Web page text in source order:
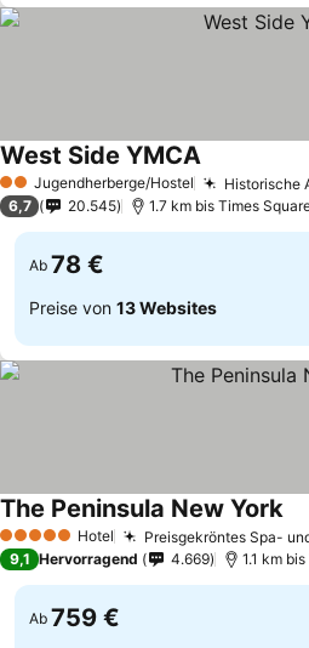
2 SterneJugendherberge/Hostel Historische
West Side YMCA
6,7 20.545 1.7 km bis Times
Ab 78 €
Preise von 13 Websites
5 Sterne Hotel Preisgekröntes Spa-
The Peninsula New York
9,1 Hervorragend 4.669 1.1 km
Ab 759 €